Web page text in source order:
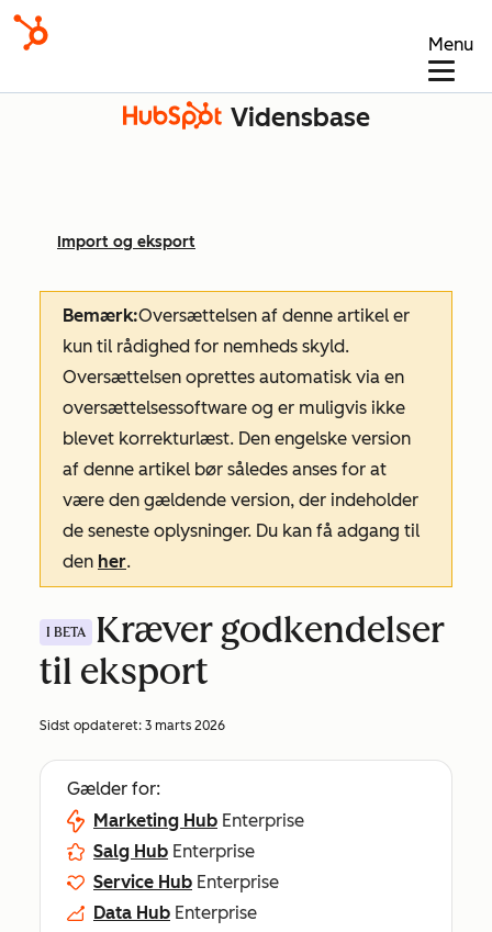
Menu
Vidensbase
Import og eksport
Bemærk:Oversættelsen af denne artikel er
kun til rådighed for nemheds skyld.
Oversættelsen oprettes automatisk via en
oversættelsessoftware og er muligvis ikke
blevet korrekturlæst. Den engelske version
af denne artikel bør således anses for at
være den gældende version, der indeholder
de seneste oplysninger. Du kan få adgang til
den her.
I BETA
Kræver godkendelser
til eksport
Sidst opdateret: 3 marts 2026
Gælder for:
Marketing Hub Enterprise
Salg Hub Enterprise
Service Hub Enterprise
Data Hub Enterprise